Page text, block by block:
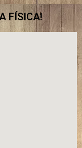
FÍSICA!